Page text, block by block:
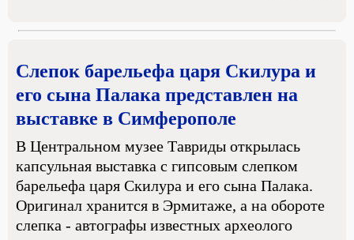
Слепок барельефа царя Скилура и
его сына Палака представлен на
выставке в Симферополе
В Центральном музее Тавриды открылась
капсульная выставка с гипсовым слепком
барельефа царя Скилура и его сына Палака.
Оригинал хранится в Эрмитаже, а на обороте
слепка - автографы известных археолого